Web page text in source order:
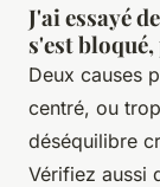
J'ai essayé
s'est
Deux causes
centré, ou
déséquilibre
Vérifiez aussi